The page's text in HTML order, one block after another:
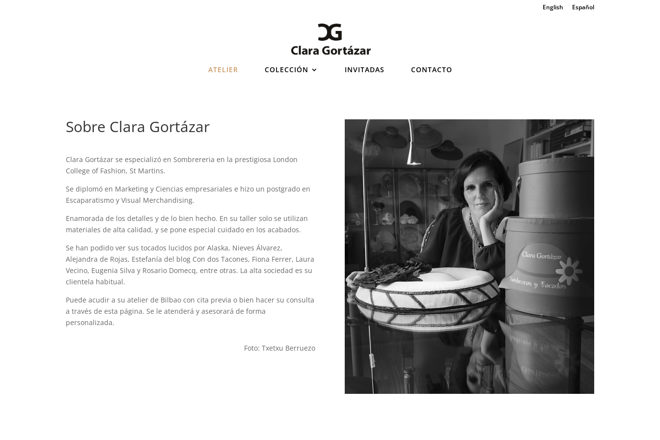
English Español
ATELIER COLECCIÓN INVITADAS CONTACTO
Sobre Clara Gortázar
Clara Gortázar se especializó en Sombrereria en la prestigiosa London
College of Fashion, St Martins.
Se diplomó en Marketing y Ciencias empresariales e hizo un postgrado en
Escaparatismo y Visual Merchandising.
Enamorada de los detalles y de lo bien hecho. En su taller solo se utilizan
materiales de alta calidad, y se pone especial cuidado en los acabados.
Se han podido ver sus tocados lucidos por Alaska, Nieves Álvarez,
Alejandra de Rojas, Estefanía del blog Con dos Tacones, Fiona Ferrer, Laura
Vecino, Eugenia Silva y Rosario Domecq, entre otras. La alta sociedad es su
clientela habitual.
Puede acudir a su atelier de Bilbao con cita previa o bien hacer su consulta
a través de esta página. Se le atenderá y asesorará de forma
personalizada.
Foto: Txetxu Berruezo